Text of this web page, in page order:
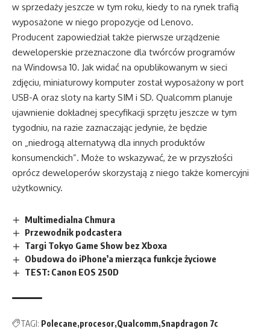
w sprzedaży jeszcze w tym roku, kiedy to na rynek trafią
wyposażone w niego propozycje od Lenovo.
Producent zapowiedział także pierwsze urządzenie
deweloperskie przeznaczone dla twórców programów
na Windowsa 10. Jak widać na opublikowanym w sieci
zdjęciu, miniaturowy komputer został wyposażony w port
USB-A oraz sloty na karty SIM i SD. Qualcomm planuje
ujawnienie dokładnej specyfikacji sprzętu jeszcze w tym
tygodniu, na razie zaznaczając jedynie, że będzie
on „niedrogą alternatywą dla innych produktów
konsumenckich”. Może to wskazywać, że w przyszłości
oprócz deweloperów skorzystają z niego także komercyjni
użytkownicy.
Multimedialna Chmura
Przewodnik podcastera
Targi Tokyo Game Show bez Xboxa
Obudowa do iPhone’a mierząca funkcje życiowe
TEST: Canon EOS 250D
TAGI: Polecane procesor Qualcomm Snapdragon 7c